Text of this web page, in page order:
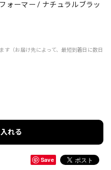
ォーマー / ナチュラルブラッ
（お届け先によって、最短到着日に数日
れる
Save